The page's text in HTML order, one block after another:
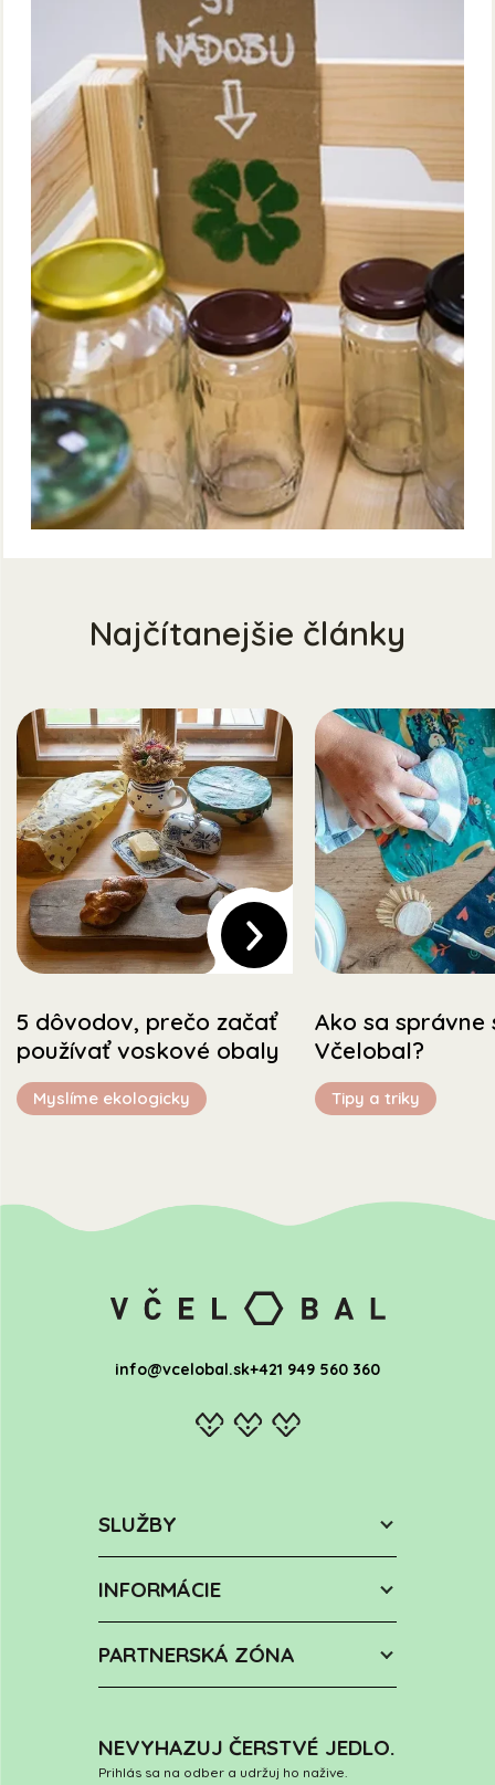
Najčítanejšie články
5 dôvodov, prečo začať
používať voskové obaly
Myslíme ekologicky
Ako sa
Včelobal?
Tipy a triky
info@vcelobal.sk+421 949 560 360
SLUŽBY
INFORMÁCIE
PARTNERSKÁ ZÓNA
NEVYHAZUJ ČERSTVÉ JEDLO.
Prihlás sa na odber a udržuj ho nažive.